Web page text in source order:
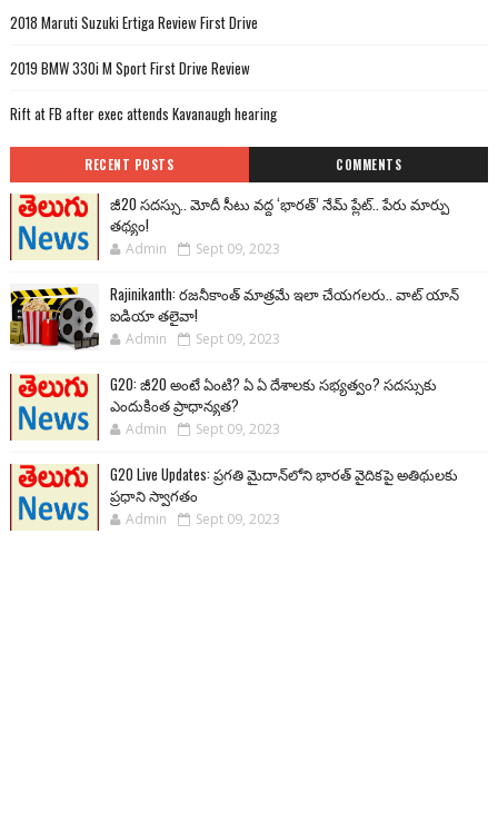
2018 Maruti Suzuki Ertiga Review First Drive
2019 BMW 330i M Sport First Drive Review
Rift at FB after exec attends Kavanaugh hearing
RECENT POSTS COMMENTS
జీ20 సదస్సు.. మోదీ సీటు వద్ద ‘భారత్’ నేమ్ ప్లేట్‌.. పేరు మార్పు
తథ్యం!
Admin Sept 09, 2023
Rajinikanth: రజనీకాంత్ మాత్రమే ఇలా చేయగలరు.. వాట్ యాన్
ఐడియా తలైవా!
Admin Sept 09, 2023
G20: జీ20 అంటే ఏంటి? ఏ ఏ దేశాలకు సభ్యత్వం? సదస్సుకు
ఎందుకింత ప్రాధాన్యత?
Admin Sept 09, 2023
G20 Live Updates: ప్రగతి మైదాన్‌లోని భారత్ వైదికపై అతిథులకు
ప్రధాని స్వాగతం
Admin Sept 09, 2023